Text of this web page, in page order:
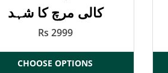
کالی مرچ کا شہد
Rs 2999
CHOOSE OPTIONS